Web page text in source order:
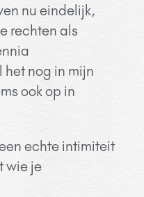
nu eindelijk,
rechten als
nog in mijn
ook op in
echte intimiteit
wie je